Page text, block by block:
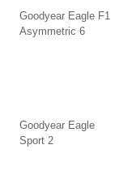
Goodyear Eagle F1
Asymmetric 6
Goodyear Eagle
Sport 2